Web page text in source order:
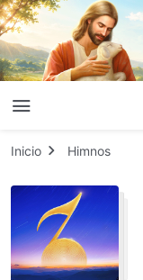
Inicio Himnos